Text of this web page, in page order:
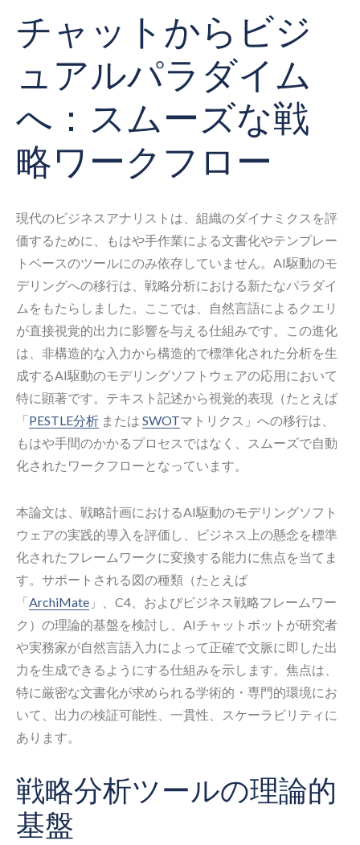
チャットからビジ
ュアルパラダイム
へ：スムーズな戦
略ワークフロー
現代のビジネスアナリストは、組織のダイナミクスを評
価するために、もはや手作業による文書化やテンプレー
トベースのツールにのみ依存していません。AI駆動のモ
デリングへの移行は、戦略分析における新たなパラダイ
ムをもたらしました。ここでは、自然言語によるクエリ
が直接視覚的出力に影響を与える仕組みです。この進化
は、非構造的な入力から構造的で標準化された分析を生
成するAI駆動のモデリングソフトウェアの応用において
特に顕著です。テキスト記述から視覚的表現（たとえば
「PESTLE分析 または SWOTマトリクス」への移行は、
もはや手間のかかるプロセスではなく、スムーズで自動
化されたワークフローとなっています。
本論文は、戦略計画におけるAI駆動のモデリングソフト
ウェアの実践的導入を評価し、ビジネス上の懸念を標準
化されたフレームワークに変換する能力に焦点を当てま
す。サポートされる図の種類（たとえば
「ArchiMate 」、C4、およびビジネス戦略フレームワー
ク）の理論的基盤を検討し、AIチャットボットが研究者
や実務家が自然言語入力によって正確で文脈に即した出
力を生成できるようにする仕組みを示します。焦点は、
特に厳密な文書化が求められる学術的・専門的環境にお
いて、出力の検証可能性、一貫性、スケーラビリティに
あります。
戦略分析ツールの理論的
基盤